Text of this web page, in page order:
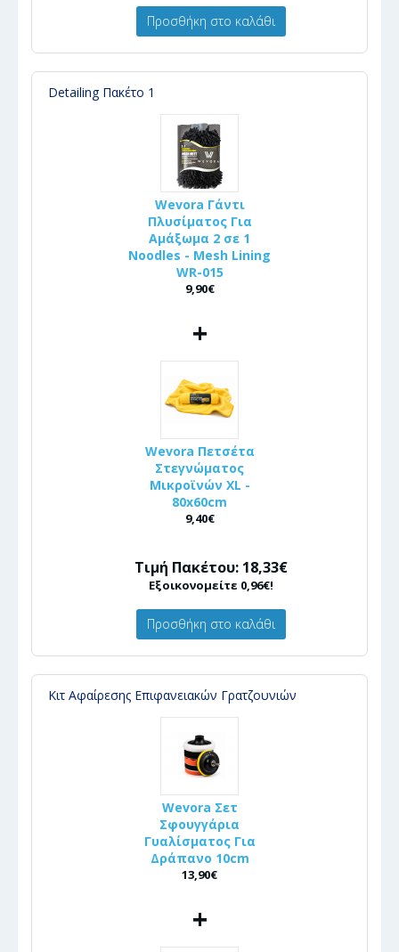
Προσθήκη στο καλάθι
Detailing Πακέτο 1
Wevora Γάντι
Πλυσίματος Για
Αμάξωμα 2 σε 1
Noodles - Mesh Lining
WR-015
9,90€
+
Wevora Πετσέτα
Στεγνώματος
Μικροϊνών XL -
80x60cm
9,40€
Τιμή Πακέτου: 18,33€
Εξοικονομείτε 0,96€!
Προσθήκη στο καλάθι
Κιτ Αφαίρεσης Επιφανειακών Γρατζουνιών
Wevora Σετ
Σφουγγάρια
Γυαλίσματος Για
Δράπανο 10cm
13,90€
+